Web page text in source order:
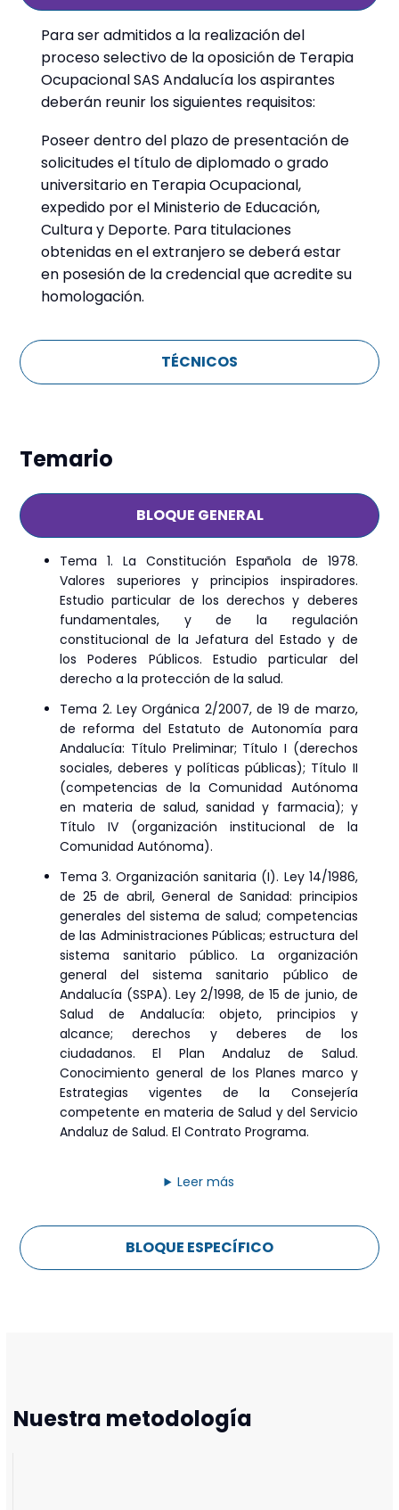
Para ser admitidos a la realización del
proceso selectivo de la oposición de Terapia
Ocupacional SAS Andalucía los aspirantes
deberán reunir los siguientes requisitos:
Poseer dentro del plazo de presentación de
solicitudes el título de diplomado o grado
universitario en Terapia Ocupacional,
expedido por el Ministerio de Educación,
Cultura y Deporte. Para titulaciones
obtenidas en el extranjero se deberá estar
en posesión de la credencial que acredite su
homologación.
TÉCNICOS
Temario
BLOQUE GENERAL
Tema 1. La Constitución Española de 1978.
Valores superiores y principios inspiradores.
Estudio particular de los derechos y deberes
fundamentales, y de la regulación
constitucional de la Jefatura del Estado y de
los Poderes Públicos. Estudio particular del
derecho a la protección de la salud.
Tema 2. Ley Orgánica 2/2007, de 19 de marzo,
de reforma del Estatuto de Autonomía para
Andalucía: Título Preliminar; Título I (derechos
sociales, deberes y políticas públicas); Título II
(competencias de la Comunidad Autónoma
en materia de salud, sanidad y farmacia); y
Título IV (organización institucional de la
Comunidad Autónoma).
Tema 3. Organización sanitaria (I). Ley 14/1986,
de 25 de abril, General de Sanidad: principios
generales del sistema de salud; competencias
de las Administraciones Públicas; estructura del
sistema sanitario público. La organización
general del sistema sanitario público de
Andalucía (SSPA). Ley 2/1998, de 15 de junio, de
Salud de Andalucía: objeto, principios y
alcance; derechos y deberes de los
ciudadanos. El Plan Andaluz de Salud.
Conocimiento general de los Planes marco y
Estrategias vigentes de la Consejería
competente en materia de Salud y del Servicio
Andaluz de Salud. El Contrato Programa.
Leer más
BLOQUE ESPECÍFICO
Nuestra metodología